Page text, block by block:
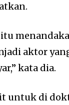
itu
aktor
kata dia.
untuk di